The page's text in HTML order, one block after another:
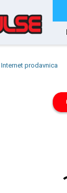
Internet prodavnica